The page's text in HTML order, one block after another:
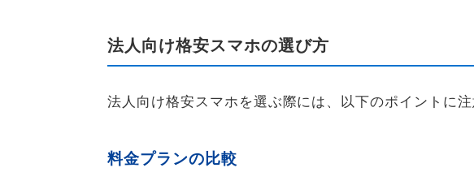
法人向け格安スマホの選び方
法人向け格安スマホを選ぶ際には、以下のポイントに注
料金プランの比較